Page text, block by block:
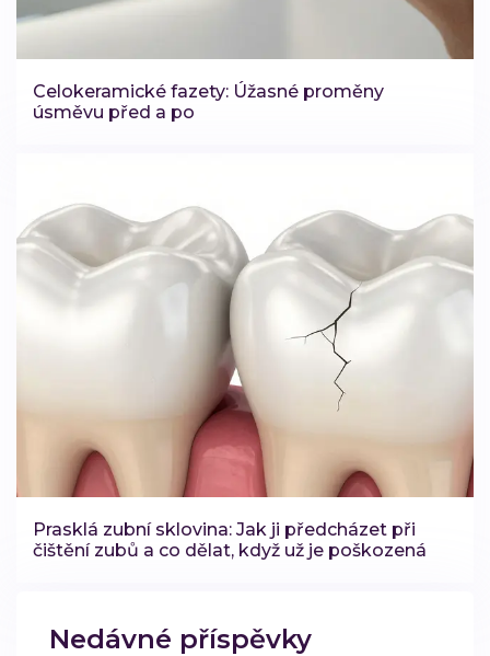
Celokeramické fazety: Úžasné proměny
úsměvu před a po
Prasklá zubní sklovina: Jak ji předcházet při
čištění zubů a co dělat, když už je poškozená
Nedávné příspěvky